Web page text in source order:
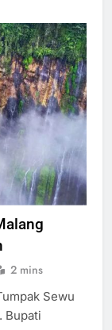
2 mins
Sewu
Bupati